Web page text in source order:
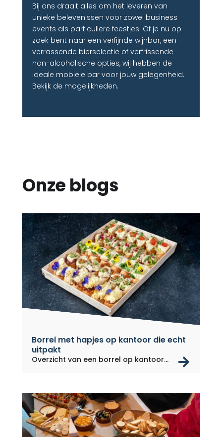
Bij ons draait alles om het leveren van
unieke belevenissen voor zowel business
events als particuliere feestjes. Of je nu op
zoek bent naar een verfijnde wijnbar, een
verrassende bierselectie of verfrissende
non-alcoholische opties, wij hebben de
ideale mobiele bar voor jouw gelegenheid.
Bekijk de mogelijkheden.
Onze blogs
Borrel met hapjes op kantoor die echt
uitpakt
Overzicht van een borrel op kantoor...